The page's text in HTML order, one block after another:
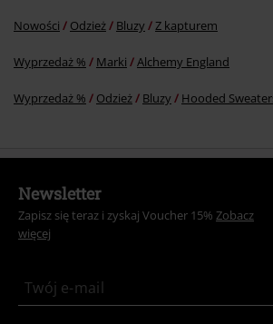
Nowości Odzież Bluzy Z kapturem
Wyprzedaż % Marki Alchemy England
Wyprzedaż % Odzież Bluzy Hooded
Newsletter
Zapisz się teraz i zyskaj Voucher 15% Zobacz
więcej